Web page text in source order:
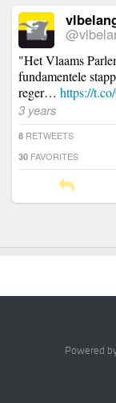
"Het Vlaams
fundamentele
reger… https://
3 years
8 RETWEETS
30 FAVORITES
Powered